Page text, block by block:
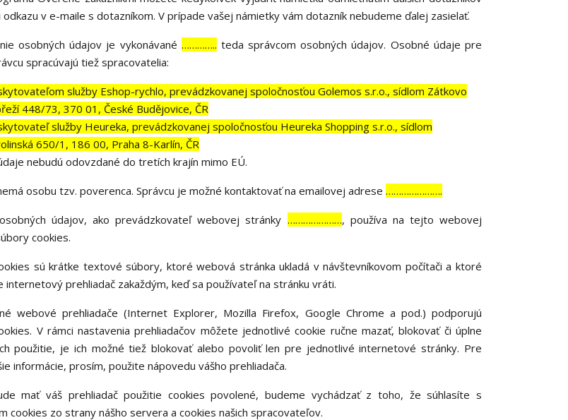
v e-maile s dotazníkom. V prípade vašej námietky vám dotazník nebudeme ďalej zasielať.
osobných údajov je vykonávané ………….. teda správcom osobných údajov. Osobné údaje pre
spracúvajú tiež spracovatelia:
služby Eshop-rychlo, prevádzkovanej spoločnosťou Golemos s.r.o., sídlom Zátkovo
448/73, 370 01, České Budějovice, ČR
služby Heureka, prevádzkovanej spoločnosťou Heureka Shopping s.r.o., sídlom
650/1, 186 00, Praha 8-Karlín, ČR
nebudú odovzdané do tretích krajín mimo EÚ.
osobu tzv. poverenca. Správcu je možné kontaktovať na emailovej adrese ………………….
údajov, ako prevádzkovateľ webovej stránky …………………, používa na tejto webovej
cookies.
sú krátke textové súbory, ktoré webová stránka ukladá v návštevníkovom počítači a ktoré
internetový prehliadač zakaždým, keď sa používateľ na stránku vráti.
webové prehliadače (Internet Explorer, Mozilla Firefox, Google Chrome a pod.) podporujú
V rámci nastavenia prehliadačov môžete jednotlivé cookie ručne mazať, blokovať či úplne
použitie, je ich možné tiež blokovať alebo povoliť len pre jednotlivé internetové stránky. Pre
informácie, prosím, použite nápovedu vášho prehliadača.
mať váš prehliadač použitie cookies povolené, budeme vychádzať z toho, že súhlasíte s
cookies zo strany nášho servera a cookies našich spracovateľov.